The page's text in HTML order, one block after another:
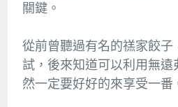
關鍵。
從前曾聽過有名的禚家餃子
試，後來知道可以利用無
然一定要好好的來享受一番